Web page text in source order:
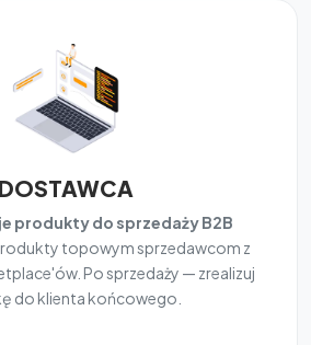
DOSTAWCA
produkty do sprzedaży B2B
topowym sprzedawcom z
Po sprzedaży — zrealizuj
do klienta końcowego.